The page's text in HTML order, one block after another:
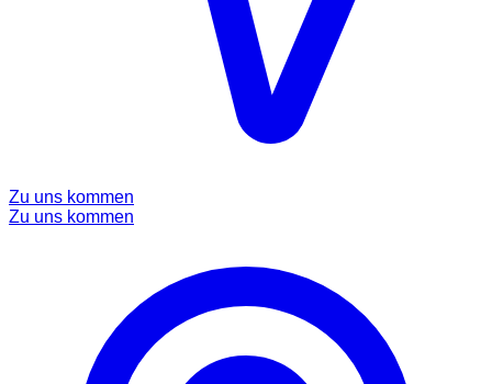
Zu uns kommen
Zu uns kommen